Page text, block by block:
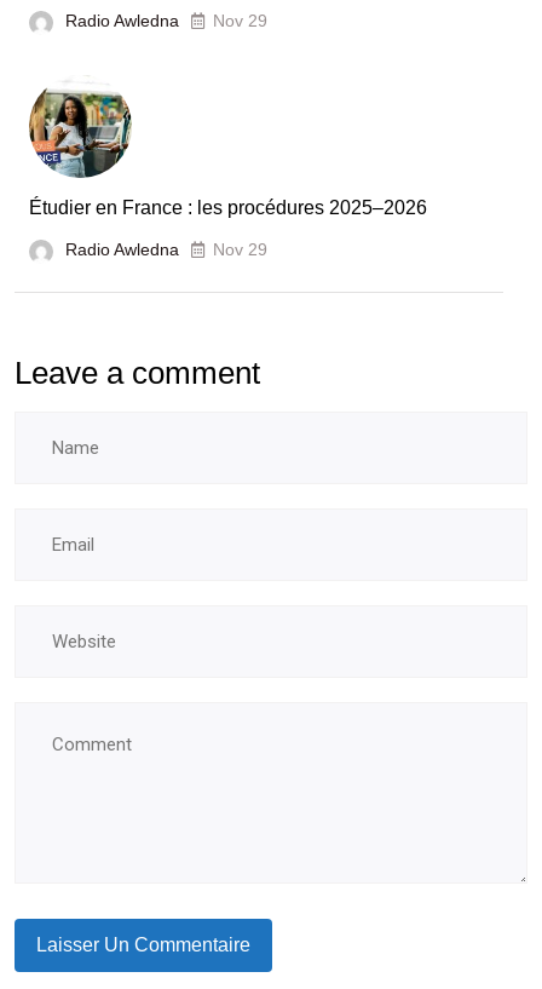
et
écoles
Radio Awledna Nov 29
Étudier en France : les procédures 2025–2026
Radio Awledna Nov 29
Leave a comment